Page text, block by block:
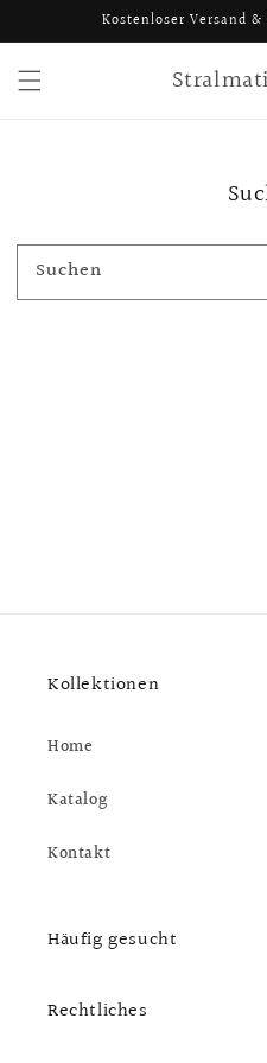
Inhalt
Kostenloser Versand &
Suchen
Kollektionen
Home
Katalog
Kontakt
Häufig gesucht
Rechtliches